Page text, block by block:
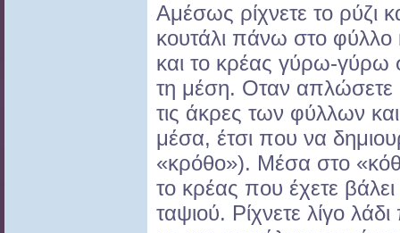
Αμέσως ρίχνετε το ρύζι
κουτάλι πάνω στο φύλλο
και το κρέας γύρω-γύρω
τη μέση. Οταν απλώσετε
τις άκρες των φύλλων και
μέσα, έτσι που να
«κρόθο»). Μέσα στο
το κρέας που έχετε
ταψιού. Ρίχνετε λίγο